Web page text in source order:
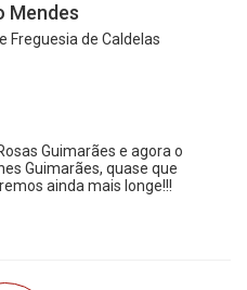
Mendes
Freguesia de Caldelas
Guimarães e agora o
Guimarães, quase que
ainda mais longe!!!